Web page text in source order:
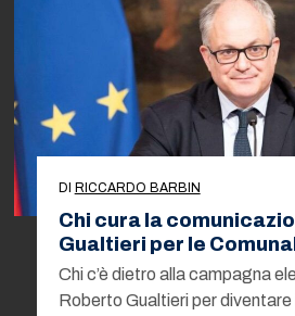
DI RICCARDO BARBIN
Chi cura la
Gualtieri per le
Chi c’è dietro alla campagna
Roberto Gualtieri per diventare